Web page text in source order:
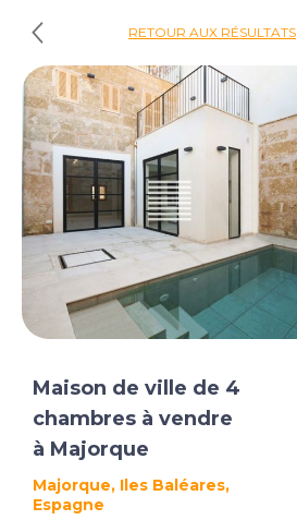
RETOUR AUX RÉSULTATS
Maison de ville de 4
chambres à vendre
à Majorque
Majorque, Iles Baléares,
Espagne